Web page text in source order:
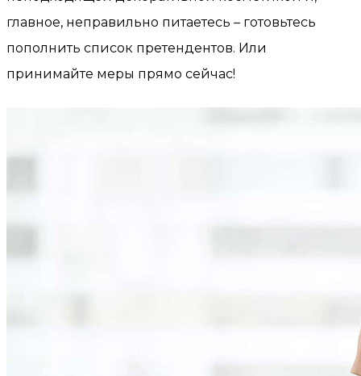
главное, неправильно питаетесь – готовьтесь
пополнить список претендентов. Или
принимайте меры прямо сейчас!